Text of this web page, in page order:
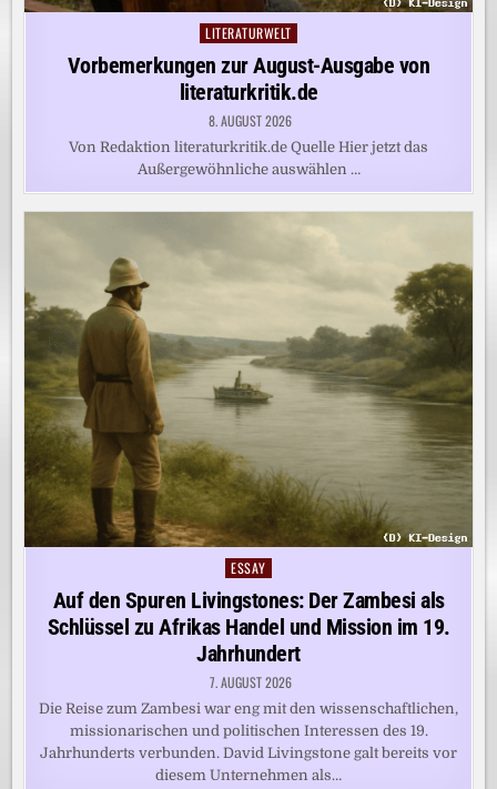
Posted
LITERATURWELT
Vorbemerkungen zur August-Ausgabe von
literaturkritik.de
8. AUGUST 2026
Von Redaktion literaturkritik.de Quelle Hier jetzt das
Außergewöhnliche auswählen …
Posted
ESSAY
Auf den Spuren Livingstones: Der Zambesi als
Schlüssel zu Afrikas Handel und Mission im 19.
Jahrhundert
7. AUGUST 2026
Die Reise zum Zambesi war eng mit den wissenschaftlichen,
missionarischen und politischen Interessen des 19.
Jahrhunderts verbunden. David Livingstone galt bereits vor
diesem Unternehmen als…